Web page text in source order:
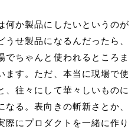
何か製品にしたいというのが
せ製品になるんだったら、
でちゃんと使われるところま
ます。ただ、本当に現場で使
、往々にして華々しいものに
る。表向きの斬新さとか、
際にプロダクトを一緒に作り